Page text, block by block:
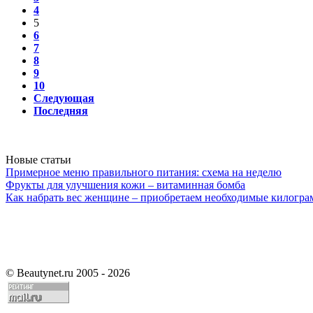
4
5
6
7
8
9
10
Следующая
Последняя
Новые статьи
Примерное меню правильного питания: схема на неделю
Фрукты для улучшения кожи – витаминная бомба
Как набрать вес женщине – приобретаем необходимые
© Beautynet.ru 2005 - 2026